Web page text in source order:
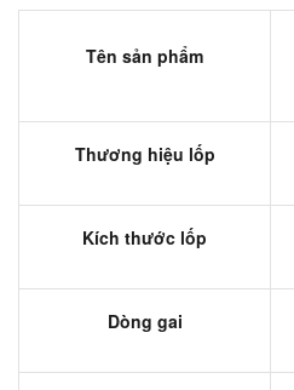
Tên sản phẩm
Thương hiệu lốp
Kích thước lốp
Dòng gai